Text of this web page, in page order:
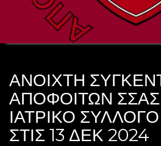
ΑΝΟΙΧΤΗ
ΑΠΟΦΟΙΤΩΝ
ΙΑΤΡΙΚΟ
ΣΤΙΣ 13 ΔΕΚ 2024